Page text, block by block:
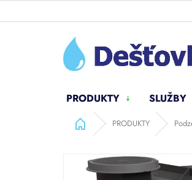
PRODUKTY SLUŽBY
Domů PRODUKTY